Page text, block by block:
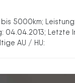
5000km; Leistung:
04.04.2013; Letzte
AU / HU: